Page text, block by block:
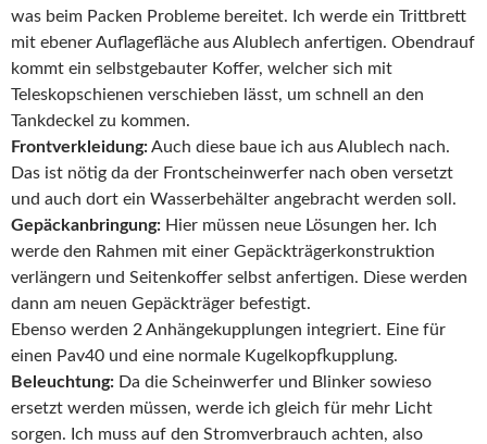
was beim Packen Probleme bereitet. Ich werde ein Trittbrett
mit ebener Auflagefläche aus Alublech anfertigen. Obendrauf
kommt ein selbstgebauter Koffer, welcher sich mit
Teleskopschienen verschieben lässt, um schnell an den
Tankdeckel zu kommen.
Frontverkleidung:Auch diese baue ich aus Alublech nach.
Das ist nötig da der Frontscheinwerfer nach oben versetzt
und auch dort ein Wasserbehälter angebracht werden soll.
Gepäckanbringung: Hier müssen neue Lösungen her. Ich
werde den Rahmen mit einer Gepäckträgerkonstruktion
verlängern und Seitenkoffer selbst anfertigen. Diese werden
dann am neuen Gepäckträger befestigt.
Ebenso werden 2 Anhängekupplungen integriert. Eine für
einen Pav40 und eine normale Kugelkopfkupplung.
Beleuchtung: Da die Scheinwerfer und Blinker sowieso
ersetzt werden müssen, werde ich gleich für mehr Licht
sorgen. Ich muss auf den Stromverbrauch achten, also